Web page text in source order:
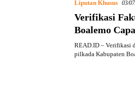
Liputan Khusus 03/
Verifikasi
Boalemo
READ.ID – Verifikasi
pilkada Kabupaten